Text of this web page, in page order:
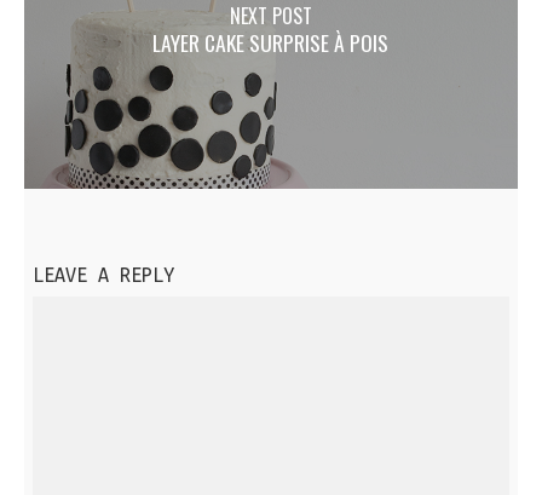
NEXT POST
LAYER CAKE SURPRISE À POIS
LEAVE A REPLY